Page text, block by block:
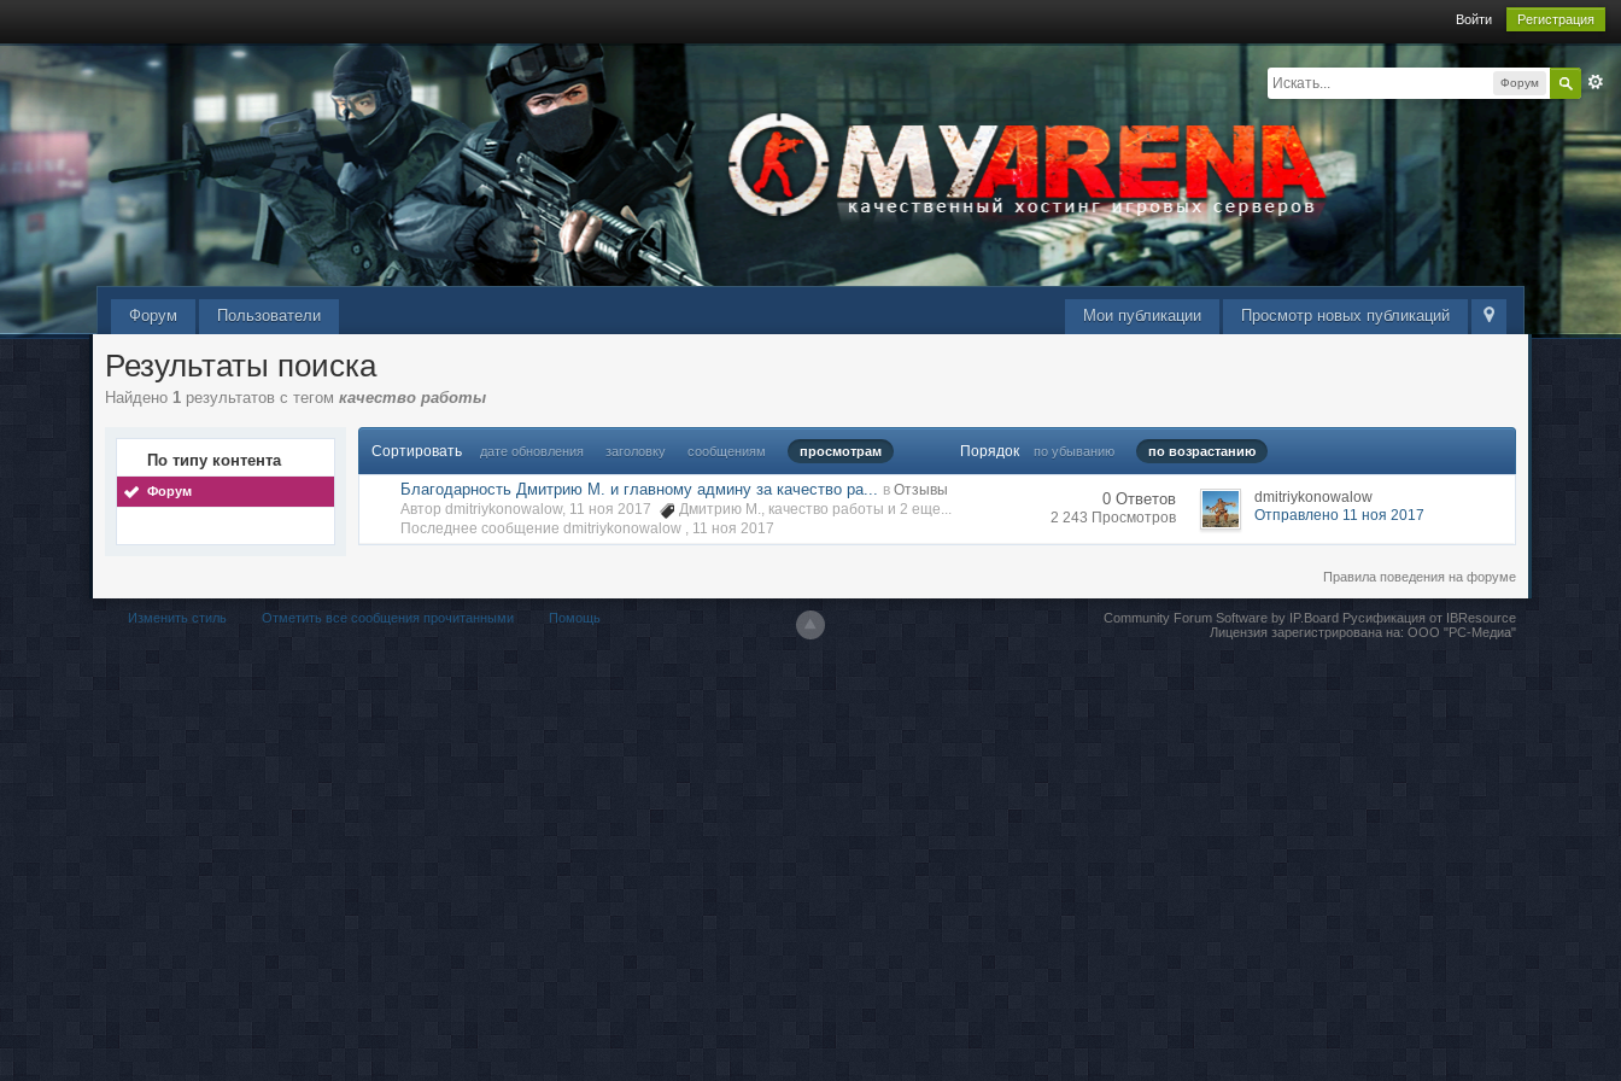
Войти Регистрация
Форум
Просмотр новых публикаций
Мои публикации
Форум Пользователи
Результаты поиска
Найдено 1 результатов с тегомкачество работы
По типу контента
Форум
Сортировать дате обновления заголовку сообщениям просмотрам Порядок по убыванию по возрастанию
Благодарность Дмитрию М. и главному админу за качество ра... в Отзывы
Автор dmitriykonowalow, 11 ноя 2017
Дмитрию М., качество работы и 2 еще...
Последнее сообщение dmitriykonowalow , 11 ноя 2017
0 Ответов
2 243 Просмотров
dmitriykonowalow
Отправлено 11 ноя 2017
Правила поведения на форуме
Изменить стиль Отметить все сообщения прочитанными Помощь Community Forum Software by IP.BoardРусификация от IBResource
Лицензия зарегистрирована на: ООО "РС-Медиа"